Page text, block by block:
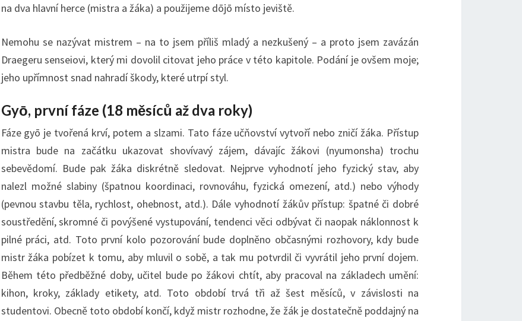
na dva hlavní herce (mistra a žáka) a použijeme dōjō místo jeviště.
Nemohu se nazývat mistrem – na to jsem příliš mladý a nezkušený – a proto jsem zavázán
Draegeru senseiovi, který mi dovolil citovat jeho práce v této kapitole. Podání je ovšem moje;
jeho upřímnost snad nahradí škody, které utrpí styl.
Gyō, první fáze (18 měsíců až dva roky)
Fáze gyō je tvořená krví, potem a slzami. Tato fáze učňovství vytvoří nebo zničí žáka. Přístup
mistra bude na začátku ukazovat shovívavý zájem, dávajíc žákovi (nyumonsha) trochu
sebevědomí. Bude pak žáka diskrétně sledovat. Nejprve vyhodnotí jeho fyzický stav, aby
nalezl možné slabiny (špatnou koordinaci, rovnováhu, fyzická omezení, atd.) nebo výhody
(pevnou stavbu těla, rychlost, ohebnost, atd.). Dále vyhodnotí žákův přístup: špatné či dobré
soustředění, skromné či povýšené vystupování, tendenci věci odbývat či naopak náklonnost k
pilné práci, atd. Toto první kolo pozorování bude doplněno občasnými rozhovory, kdy bude
mistr žáka pobízet k tomu, aby mluvil o sobě, a tak mu potvrdil či vyvrátil jeho první dojem.
Během této předběžné doby, učitel bude po žákovi chtít, aby pracoval na základech umění:
kihon, kroky, základy etikety, atd. Toto období trvá tři až šest měsíců, v závislosti na
studentovi. Obecně toto období končí, když mistr rozhodne, že žák je dostatečně poddajný na